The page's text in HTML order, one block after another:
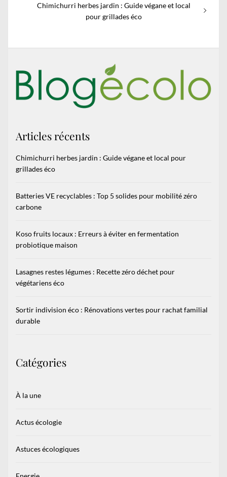
Next
Chimichurri herbes jardin : Guide végane et local
pour grillades éco
Articles récents
Chimichurri herbes jardin : Guide végane et local pour
grillades éco
Batteries VE recyclables : Top 5 solides pour mobilité zéro
carbone
Koso fruits locaux : Erreurs à éviter en fermentation
probiotique maison
Lasagnes restes légumes : Recette zéro déchet pour
végétariens éco
Sortir indivision éco : Rénovations vertes pour rachat familial
durable
Catégories
À la une
Actus écologie
Astuces écologiques